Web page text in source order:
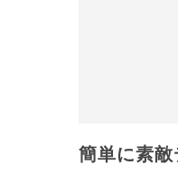
簡単に素敵